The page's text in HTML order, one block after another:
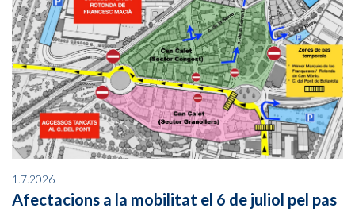
1.7.2026
Afectacions a la mobilitat el 6 de juliol pel pas